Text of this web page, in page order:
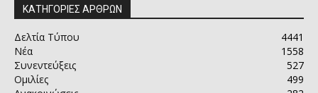
ΚΑΤΗΓΟΡΙΕΣ ΑΡΘΡΩΝ
Δελτία Τύπου
4441
Νέα
1558
Συνεντεύξεις
527
Ομιλίες
499